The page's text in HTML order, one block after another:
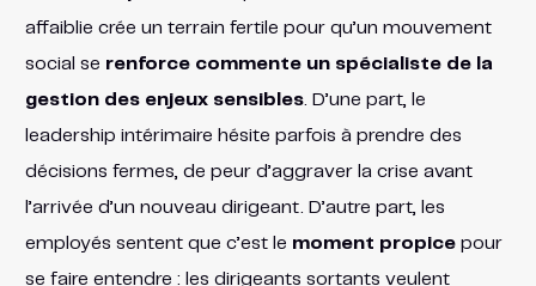
affaiblie crée un terrain fertile pour qu’un mouvement
social se renforce commente un spécialiste de la
gestion des enjeux sensibles. D’une part, le
leadership intérimaire hésite parfois à prendre des
décisions fermes, de peur d’aggraver la crise avant
l’arrivée d’un nouveau dirigeant. D’autre part, les
employés sentent que c’est le moment propicepour
se faire entendre : les dirigeants sortants veulent